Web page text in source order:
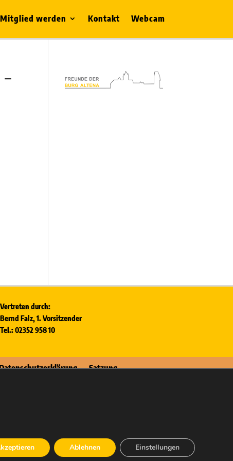
Mitglied werden Kontakt Webcam
Vertreten durch:
Bernd Falz, 1. Vorsitzender
Tel.: 02352 958 10
Satzung
Ablehnen Einstellungen